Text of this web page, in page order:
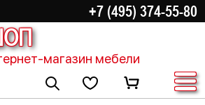
+7 (495) 374-55-80
магазин мебели